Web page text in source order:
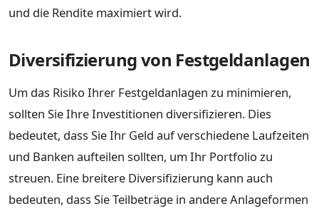
und die Rendite maximiert wird.
Diversifizierung von Festgeldanlagen
Um das Risiko Ihrer Festgeldanlagen zu minimieren,
sollten Sie Ihre Investitionen diversifizieren. Dies
bedeutet, dass Sie Ihr Geld auf verschiedene Laufzeiten
und Banken aufteilen sollten, um Ihr Portfolio zu
streuen. Eine breitere Diversifizierung kann auch
bedeuten, dass Sie Teilbeträge in andere Anlageformen